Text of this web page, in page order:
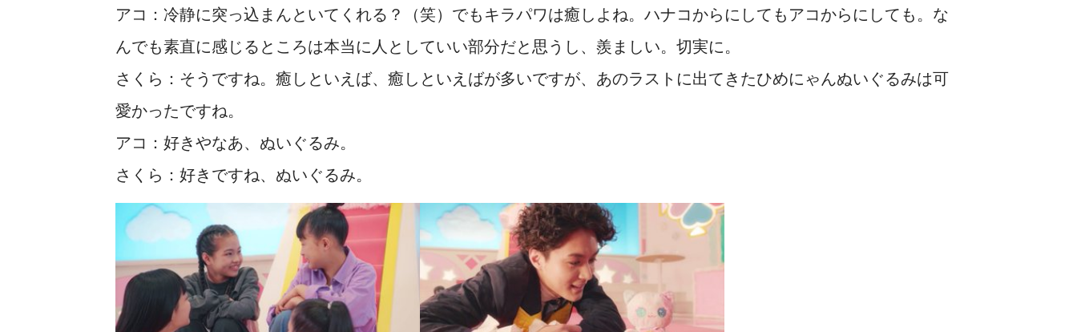
アコ：冷静に突っ込まんといてくれる？（笑）でもキラパワは癒しよね。ハナコからにしてもアコからにしても。な
んでも素直に感じるところは本当に人としていい部分だと思うし、羨ましい。切実に。
さくら：そうですね。癒しといえば、癒しといえばが多いですが、あのラストに出てきたひめにゃんぬいぐるみは可
愛かったですね。
アコ：好きやなあ、ぬいぐるみ。
さくら：好きですね、ぬいぐるみ。